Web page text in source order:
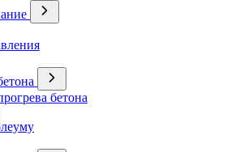
бетона